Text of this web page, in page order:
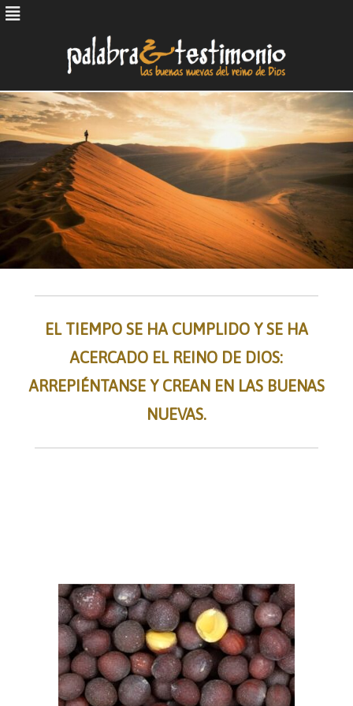
Skip
to
content
EL TIEMPO SE HA CUMPLIDO Y SE HA
ACERCADO EL REINO DE DIOS:
ARREPIÉNTANSE Y CREAN EN LAS BUENAS
NUEVAS.